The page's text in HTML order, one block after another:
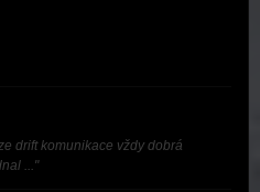
drift komunikace vždy dobrá
..."